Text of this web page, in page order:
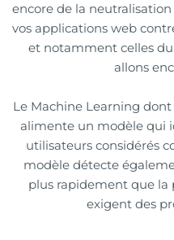
encore de la
vos applications web
et notamment celles du
allons
Le Machine Learning
alimente un modèle qui
utilisateurs considérés
modèle détecte
plus rapidement que la
exigent des